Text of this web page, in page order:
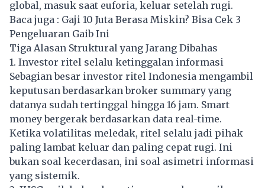
global, masuk saat euforia, keluar setelah rugi.
Baca juga : Gaji 10 Juta Berasa Miskin? Bisa Cek 3
Pengeluaran Gaib Ini
Tiga Alasan Struktural yang Jarang Dibahas
1. Investor ritel selalu ketinggalan informasi
Sebagian besar investor ritel Indonesia mengambil
keputusan berdasarkan broker summary yang
datanya sudah tertinggal hingga 16 jam. Smart
money bergerak berdasarkan data real-time.
Ketika volatilitas meledak, ritel selalu jadi pihak
paling lambat keluar dan paling cepat rugi. Ini
bukan soal kecerdasan, ini soal asimetri informasi
yang sistemik.